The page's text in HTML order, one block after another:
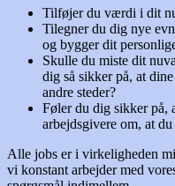
Tilføjer du værdi i dit
Tilegner du dig nye
og bygger dit
Skulle du miste dit
dig så sikker på, at
andre steder?
Føler du dig sikker på,
arbejdsgivere om, at
Alle jobs er i virkeligheden
vi konstant arbejder med